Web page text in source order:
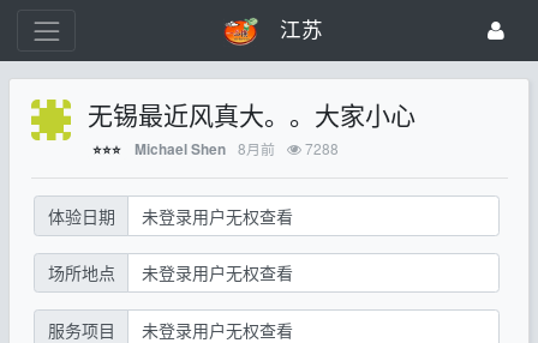
江苏
无锡最近风真大。。大家小心
⭐⭐⭐ Michael Shen 8月前 7288
体验日期 未登录用户无权查看
场所地点 未登录用户无权查看
服务项目 未登录用户无权查看